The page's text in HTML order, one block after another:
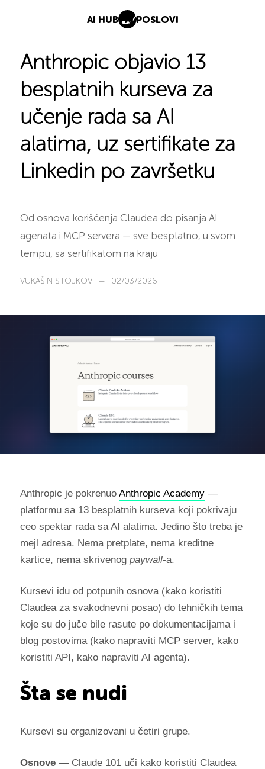
AI HUB AI POSLOVI
Anthropic objavio 13
besplatnih kurseva za
učenje rada sa AI
alatima, uz sertifikate za
Linkedin po završetku
Od osnova korišćenja Claudea do pisanja AI
agenata i MCP servera — sve besplatno, u svom
tempu, sa sertifikatom na kraju
VUKAŠIN STOJKOV — 02/03/2026
Anthropic je pokrenuo Anthropic Academy—
platformu sa 13 besplatnih kurseva koji pokrivaju
ceo spektar rada sa AI alatima. Jedino što treba je
mejl adresa. Nema pretplate, nema kreditne
kartice, nema skrivenog paywall-a.
Kursevi idu od potpunih osnova (kako koristiti
Claudea za svakodnevni posao) do tehničkih tema
koje su do juče bile rasute po dokumentacijama i
blog postovima (kako napraviti MCP server, kako
koristiti API, kako napraviti AI agenta).
Šta se nudi
Kursevi su organizovani u četiri grupe.
Osnove— Claude 101 uči kako koristiti Claudea